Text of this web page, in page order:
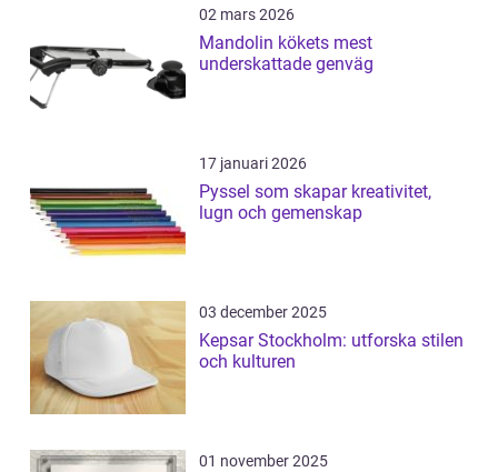
02 mars 2026
Mandolin kökets mest
underskattade genväg
17 januari 2026
Pyssel som skapar kreativitet,
lugn och gemenskap
03 december 2025
Kepsar Stockholm: utforska stilen
och kulturen
01 november 2025